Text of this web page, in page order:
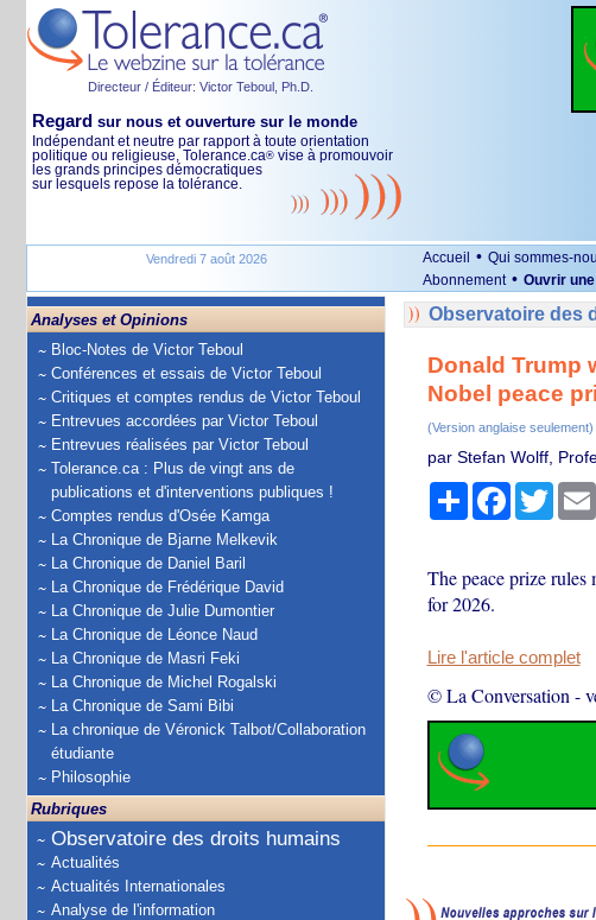
Directeur / Éditeur: Victor Teboul, Ph.D.
Regard sur nous et ouverture sur le monde
Indépendant et neutre par rapport à toute orientation
politique ou religieuse, Tolerance.ca® vise à promouvoir
les grands principes démocratiques
sur lesquels repose la tolérance.
Vendredi 7 août 2026 Accueil • Qui sommes-
Abonnement • Ouvrir
Analyses et Opinions
Bloc-Notes de Victor Teboul
Conférences et essais de Victor Teboul
Critiques et comptes rendus de Victor Teboul
Entrevues accordées par Victor Teboul
Entrevues réalisées par Victor Teboul
Tolerance.ca : Plus de vingt ans de
publications et d'interventions publiques !
Comptes rendus d'Osée Kamga
La Chronique de Bjarne Melkevik
La Chronique de Daniel Baril
La Chronique de Frédérique David
La Chronique de Julie Dumontier
La Chronique de Léonce Naud
La Chronique de Masri Feki
La Chronique de Michel Rogalski
La Chronique de Sami Bibi
La chronique de Véronick Talbot/Collaboration
étudiante
Philosophie
Rubriques
Observatoire des droits humains
Actualités
Actualités Internationales
Analyse de l'information
Observatoire des
Donald Trump
Nobel peace
(Version anglaise seulement)
par Stefan Wolff,
PartagerFacebook
The peace prize rules
for 2026.
Lire l'article complet
© La Conversation -